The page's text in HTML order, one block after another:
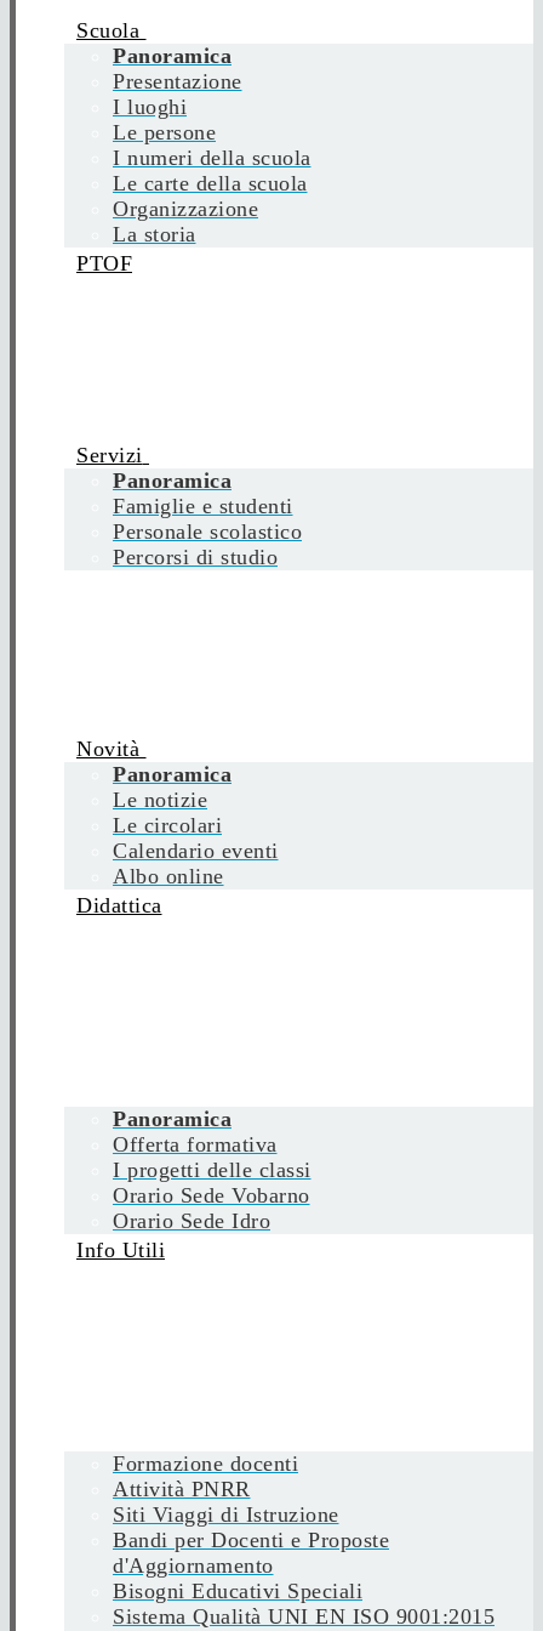
Scuola
Panoramica
Presentazione
I luoghi
Le persone
I numeri della scuola
Le carte della scuola
Organizzazione
La storia
PTOF
Servizi
Panoramica
Famiglie e studenti
Personale scolastico
Percorsi di studio
Novità
Panoramica
Le notizie
Le circolari
Calendario eventi
Albo online
Didattica
Panoramica
Offerta formativa
I progetti delle classi
Orario Sede Vobarno
Orario Sede Idro
Info Utili
Formazione docenti
Attività PNRR
Siti Viaggi di Istruzione
Bandi per Docenti e Proposte
d'Aggiornamento
Bisogni Educativi Speciali
Sistema Qualità UNI EN ISO 9001:2015